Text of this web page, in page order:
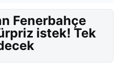
Fenerbahçe
istek! Tek